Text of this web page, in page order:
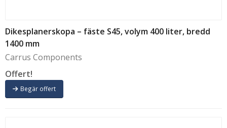
Dikesplanerskopa – fäste S45, volym 400 liter, bredd
1400 mm
Carrus Components
Offert!
Begär offert